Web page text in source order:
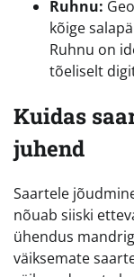
Ruhnu:
kõige
Ruhnu on
tõeliselt
Kuidas
juhend
Saartele
nõuab siiski
ühendus
väiksemate